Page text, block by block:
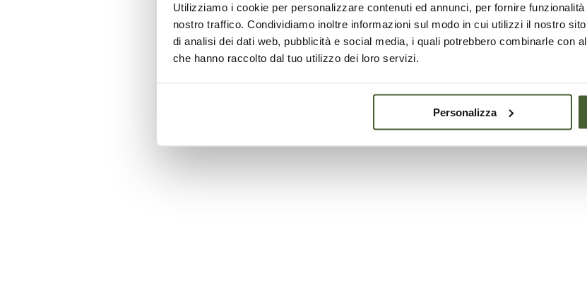
Utilizziamo i cookie per personalizzare contenuti ed annunci, per fornire
nostro traffico. Condividiamo inoltre informazioni sul modo in cui utilizzi il nostro
di analisi dei dati web, pubblicità e social media, i quali potrebbero combinarle con
che hanno raccolto dal tuo utilizzo dei loro servizi.
Personalizza